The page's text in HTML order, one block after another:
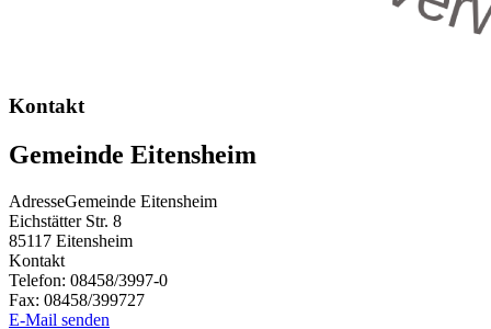
Kontakt
Gemeinde Eitensheim
AdresseGemeinde Eitensheim
Eichstätter Str. 8
85117 Eitensheim
Kontakt
Telefon: 08458/3997-0
Fax: 08458/399727
E-Mail senden